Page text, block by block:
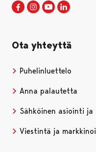
Porin kaupunki
Avautuu uudessa
Porin kaupunki
Avautuu
Porin
Avautuu
Ota yhteyttä
Puhelinluettelo
Anna palautetta
Sähköinen asiointi ja
Viestintä ja